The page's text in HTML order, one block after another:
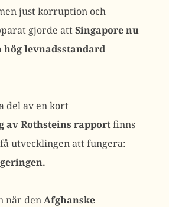
just korruption och
gjorde attSingapore nu
hög levnadsstandard
del av en kort
av Rothsteins rapportfinns
utvecklingen att fungera:
när denAfghanske